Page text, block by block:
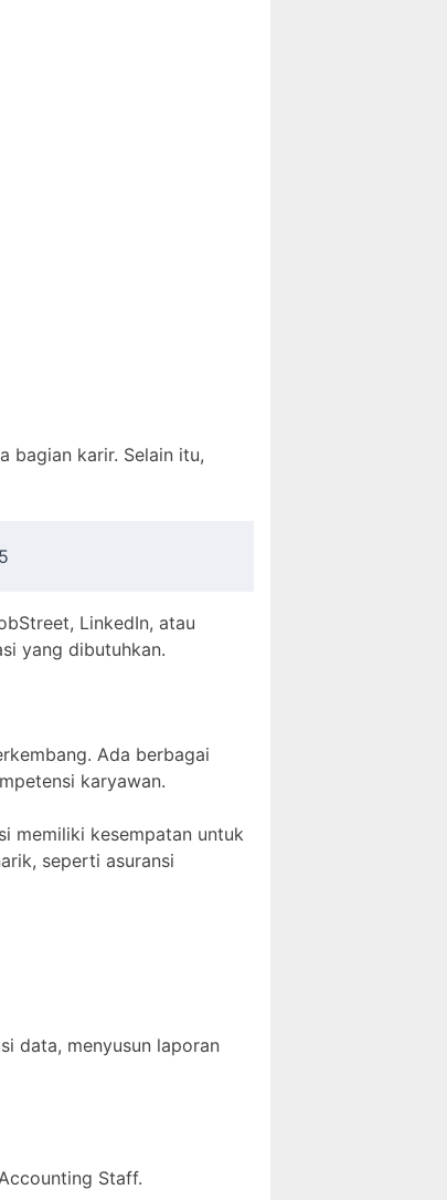
bagian karir. Selain itu,
LinkedIn, atau
yang dibutuhkan.
Ada berbagai
karyawan.
memiliki kesempatan untuk
seperti asuransi
data, menyusun laporan
Staff.